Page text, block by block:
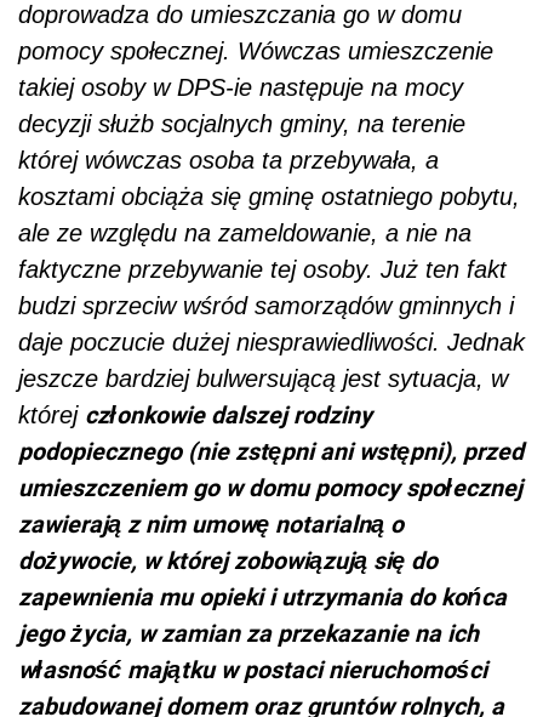
doprowadza do umieszczania go w domu
pomocy społecznej. Wówczas umieszczenie
takiej osoby w DPS-ie następuje na mocy
decyzji służb socjalnych gminy, na terenie
której wówczas osoba ta przebywała, a
kosztami obciąża się gminę ostatniego pobytu,
ale ze względu na zameldowanie, a nie na
faktyczne przebywanie tej osoby. Już ten fakt
budzi sprzeciw wśród samorządów gminnych i
daje poczucie dużej niesprawiedliwości. Jednak
jeszcze bardziej bulwersującą jest sytuacja, w
której członkowie dalszej rodziny
podopiecznego (nie zstępni ani wstępni), przed
umieszczeniem go w domu pomocy społecznej
zawierają z nim umowę notarialną o
dożywocie, w której zobowiązują się do
zapewnienia mu opieki i utrzymania do końca
jego życia, w zamian za przekazanie na ich
własność majątku w postaci nieruchomości
zabudowanej domem oraz gruntów rolnych, a